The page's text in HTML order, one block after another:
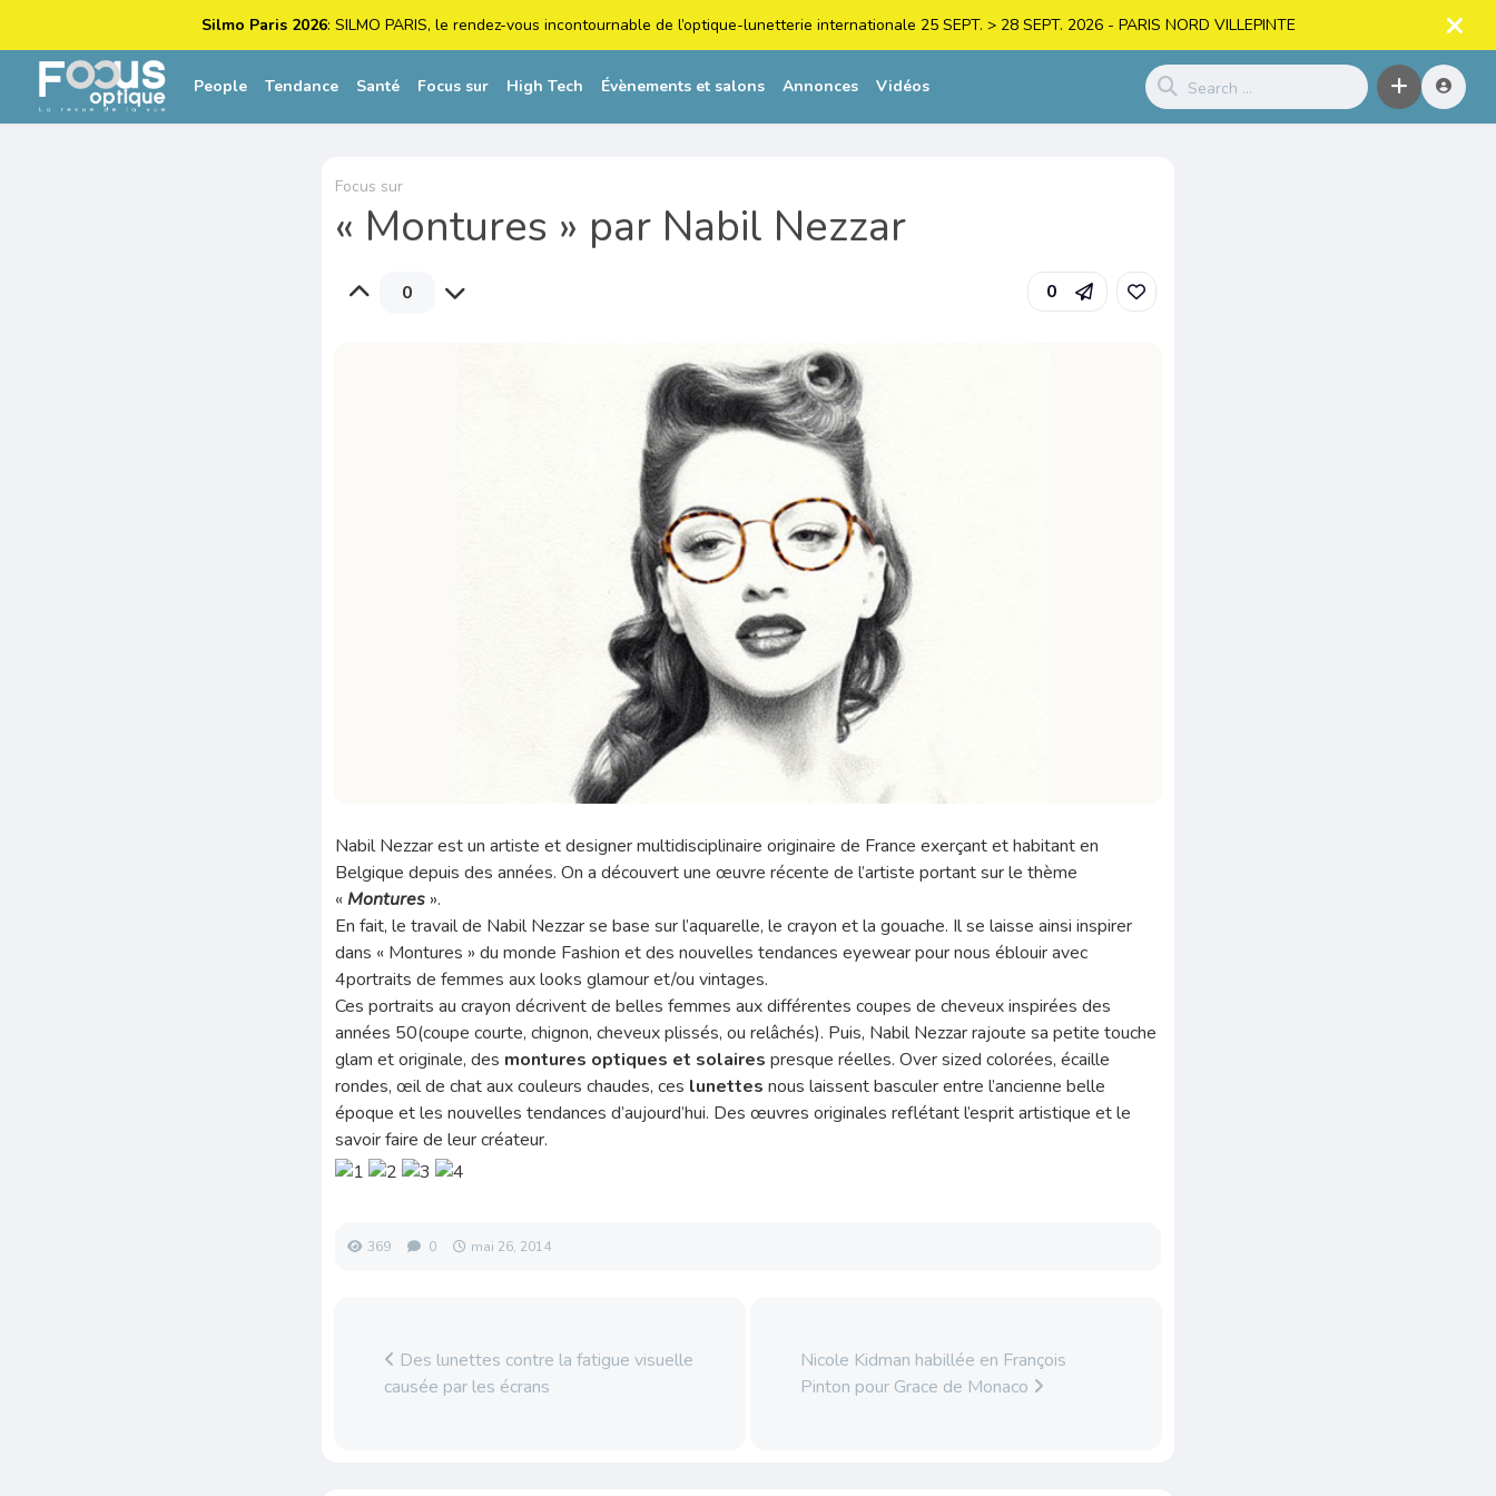
Silmo Paris 2026: SILMO PARIS, le rendez-vous incontournable de l’optique-lunetterie internationale 25 SEPT. > 28 SEPT. 2026 - PARIS NORD VILLEPINTE
People Tendance Santé Focus sur High Tech Évènements et salons Annonces Vidéos
Focus sur
« Montures » par Nabil Nezzar
0 0
Nabil Nezzar est un artiste et designer multidisciplinaire originaire de France exerçant et habitant en
Belgique depuis des années. On a découvert une œuvre récente de l’artiste portant sur le thème
« Montures ».
En fait, le travail de Nabil Nezzar se base sur l’aquarelle, le crayon et la gouache. Il se laisse ainsi inspirer
dans « Montures » du monde Fashion et des nouvelles tendances eyewear pour nous éblouir avec
4portraits de femmes aux looks glamour et/ou vintages.
Ces portraits au crayon décrivent de belles femmes aux différentes coupes de cheveux inspirées des
années 50(coupe courte, chignon, cheveux plissés, ou relâchés). Puis, Nabil Nezzar rajoute sa petite touche
glam et originale, des montures optiques et solaires presque réelles. Over sized colorées, écaille
rondes, œil de chat aux couleurs chaudes, ces lunettes nous laissent basculer entre l’ancienne belle
époque et les nouvelles tendances d’aujourd’hui. Des œuvres originales reflétant l’esprit artistique et le
savoir faire de leur créateur.
369 0 mai 26, 2014
Des lunettes contre la fatigue visuelle
causée par les écrans
Nicole Kidman habillée en François
Pinton pour Grace de Monaco